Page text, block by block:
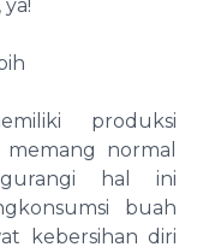
produksi
normal
hal ini
buah
kebersihan diri